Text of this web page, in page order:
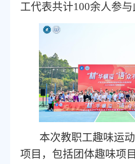
工代表共计100余人参与
本次教职工趣味运
项目，包括团体趣味项